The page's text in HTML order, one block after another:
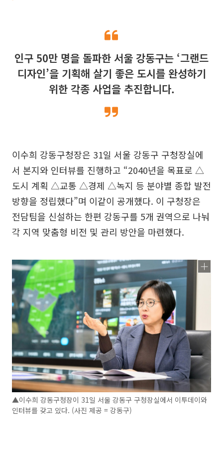
인구 50만 명을 돌파한 서울 강동구는 ‘그랜드
디자인’을 기획해 살기 좋은 도시를 완성하기
위한 각종 사업을 추진합니다.
이수희 강동구청장은 31일 서울 강동구 구청장실에
서 본지와 인터뷰를 진행하고 “2040년을 목표로 △
도시 계획 △교통 △경제 △녹지 등 분야별 종합 발전
방향을 정립했다”며 이같이 공개했다. 이 구청장은
전담팀을 신설하는 한편 강동구를 5개 권역으로 나눠
각 지역 맞춤형 비전 및 관리 방안을 마련했다.
▲이수희 강동구청장이 31일 서울 강동구 구청장실에서 이투데이와
인터뷰를 갖고 있다. (사진 제공 = 강동구)